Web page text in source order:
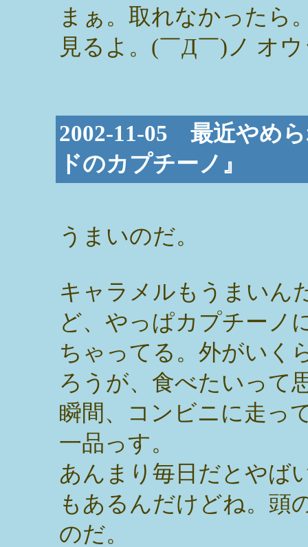
まぁ。取れなかったら
見るよ。(￣Д￣)ノ オ
2002-11-05 最近やめ
ドのカプチーノ』
うまいのだ。
キャラメルもうまいん
ど、やっぱカプチーノ
ちゃってる。外がいく
ろうが、食べたいって
瞬間、コンビニに走っ
一品っす。
あんまり毎日だとやば
もあるんだけどね。頭
のだ。